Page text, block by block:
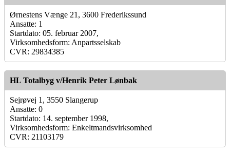
Ørnestens Vænge 21, 3600 Frederikssund
Ansatte: 1
Startdato: 05. februar 2007,
Virksomhedsform: Anpartsselskab
CVR: 29834385
HL Totalbyg v/Henrik Peter Lønbak
Sejrøvej 1, 3550 Slangerup
Ansatte: 0
Startdato: 14. september 1998,
Virksomhedsform: Enkeltmandsvirksomhed
CVR: 21103179